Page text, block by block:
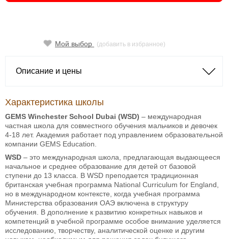
Мой выбор (добавить в избранное)
Описание и цены
Характеристика школы
GEMS Winchester School Dubai (WSD) – международная
частная школа для совместного обучения мальчиков и девочек
4-18 лет. Академия работает под управлением образовательной
компании GEMS Education.
WSD – это международная школа, предлагающая выдающееся
начальное и среднее образование для детей от базовой
ступени до 13 класса. В WSD преподается традиционная
британская учебная программа National Curriculum for England,
но в международном контексте, когда учебная программа
Министерства образования ОАЭ включена в структуру
обучения. В дополнение к развитию конкретных навыков и
компетенций в учебной программе особое внимание уделяется
исследованию, творчеству, аналитической оценке и другим